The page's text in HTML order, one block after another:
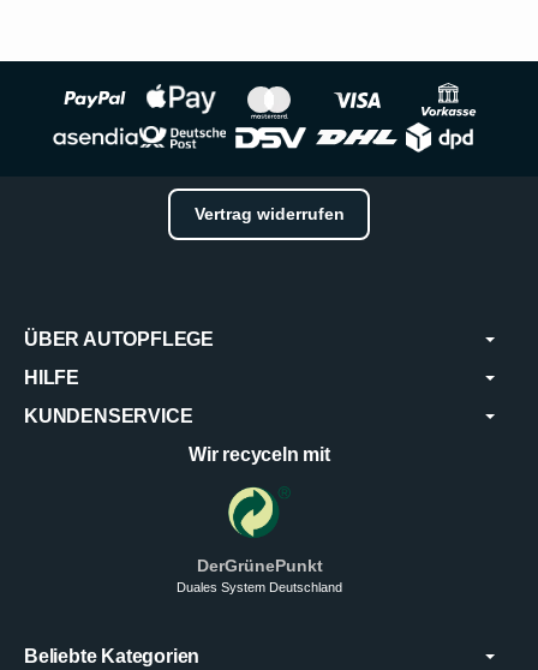
Vertrag widerrufen
ÜBER AUTOPFLEGE
HILFE
KUNDENSERVICE
Wir recyceln mit
DerGrünePunkt
Duales System Deutschland
Beliebte Kategorien